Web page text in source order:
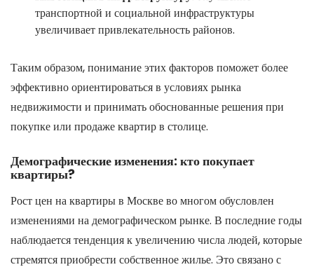
транспортной и социальной инфраструктуры
увеличивает привлекательность районов.
Таким образом, понимание этих факторов поможет более
эффективно ориентироваться в условиях рынка
недвижимости и принимать обоснованные решения при
покупке или продаже квартир в столице.
Демографические изменения: кто покупает
квартиры?
Рост цен на квартиры в Москве во многом обусловлен
изменениями на демографическом рынке. В последние годы
наблюдается тенденция к увеличению числа людей, которые
стремятся приобрести собственное жилье. Это связано с